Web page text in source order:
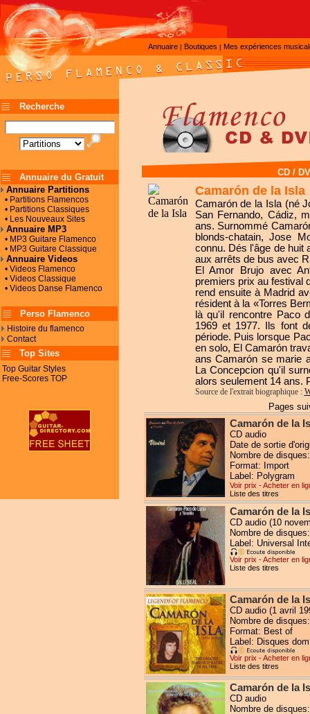
Annuaire | Boutiques | Mes expériences
Recherche
Annuaire du Gratuit
Annuaire Partitions
• Partitions Flamencos
• Partitions Classiques
• Les Nouveaux Sites
Annuaire MP3
• MP3 Guitare Flamenco
• MP3 Guitare Classique
Annuaire Videos
• Videos Flamenco
• Videos Classique
• Videos Danse Flamenco
Perso Flamenco
Histoire du flamenco
Contact
Top Sites
Top Guitar Styles
Free-Scores TOP
CD /
Camarón de la Isla
Camarón de la Isla (né
San Fernando, Cádiz,
ans. Surnommé
blonds-chatain, Jose
connu. Dés l'âge de huit
aux arrêts de bus avec
El Amor Brujo avec
premiers prix au festival
rend ensuite à Madrid
résident à la «Torres
là qu'il rencontre Paco
1969 et 1977. Ils font
période. Puis lorsque
en solo, El Camarón
ans Camarón se marie
La Concepcion qu'il
alors seulement 14 ans.
Source de l'extrait biographique :
Pages
Camarón de la
CD audio
Date de sortie
Nombre de
Format: Import
Label: Polygram
Voir prix - Acheter en
Liste des titres
Camarón de la
CD audio (10
Nombre de
Label: Universal
Voir prix - Acheter en
Liste des titres
Camarón de la
CD audio (1 avril
Nombre de
Format: Best of
Label: Disques dom
Voir prix - Acheter en
Liste des titres
Camarón de la
CD audio
Nombre de